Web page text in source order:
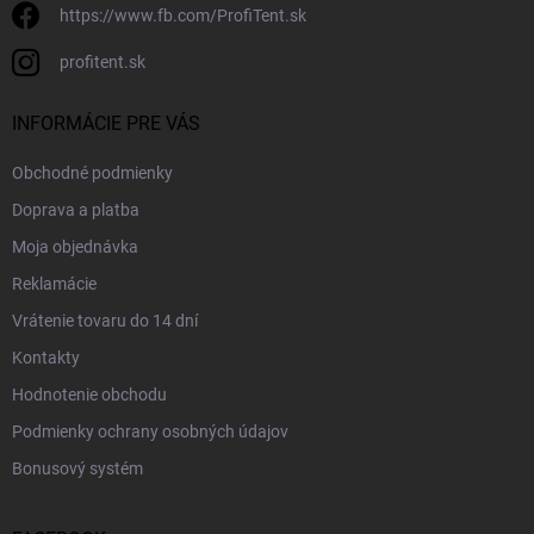
https://www.fb.com/ProfiTent.sk
profitent.sk
INFORMÁCIE PRE VÁS
Obchodné podmienky
Doprava a platba
Moja objednávka
Reklamácie
Vrátenie tovaru do 14 dní
Kontakty
Hodnotenie obchodu
Podmienky ochrany osobných údajov
Bonusový systém